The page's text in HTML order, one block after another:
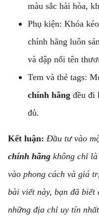
màu sắc hài hòa,
Phụ kiện: Khóa
chính hãng luôn
và dập nổi tên
Tem và thẻ tags:
chính hãng đều đi
đủ.
Kết luận: Đầu tư vào
chính hãng không chỉ
vào phong cách và giá
bài viết này, bạn đã biết
những địa chỉ uy tín